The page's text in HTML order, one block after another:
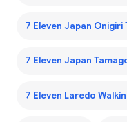
7 Eleven Japan Onigiri
7 Eleven Japan
7 Eleven Laredo